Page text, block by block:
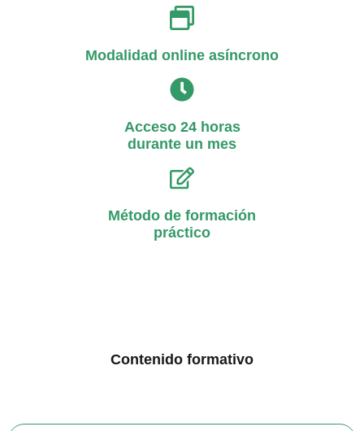
Modalidad online asíncrono
Acceso 24 horas
durante un mes
Método de formación
práctico
Contenido formativo